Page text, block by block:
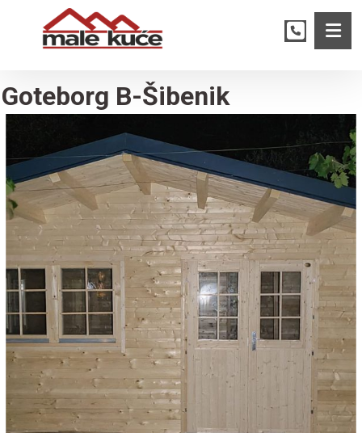
Goteborg B-Šibenik